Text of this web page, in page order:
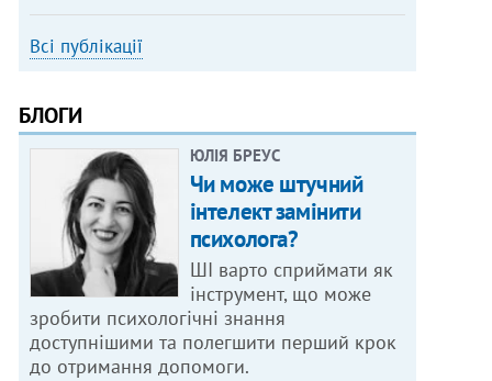
Всі публікації
БЛОГИ
ЮЛІЯ БРЕУС
Чи може штучний
інтелект замінити
психолога?
ШІ варто сприймати як
інструмент, що може
зробити психологічні знання
доступнішими та полегшити перший крок
до отримання допомоги.